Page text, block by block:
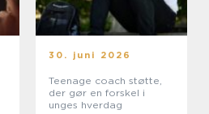
30. juni 2026
Teenage coach støtte,
der gør en forskel i
unges hverdag